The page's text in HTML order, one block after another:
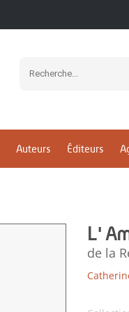
Auteurs Éditeurs
L'
de la